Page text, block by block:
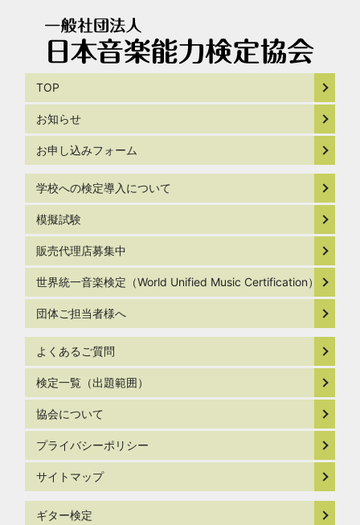
TOP
お知らせ
お申し込みフォーム
学校への検定導入について
模擬試験
販売代理店募集中
世界統一音楽検定（World Unified Music Certification）
団体ご担当者様へ
よくあるご質問
検定一覧（出題範囲）
協会について
プライバシーポリシー
サイトマップ
ギター検定